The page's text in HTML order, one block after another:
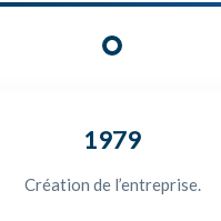
1979
Création de l’entreprise.